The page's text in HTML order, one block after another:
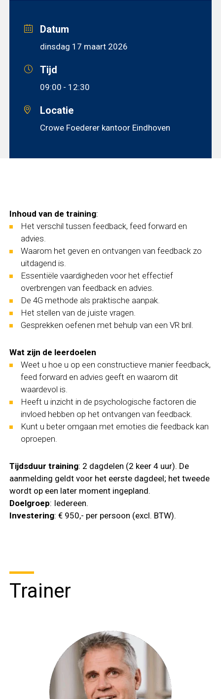
Datum
dinsdag 17 maart 2026
Tijd
09:00 - 12:30
Locatie
Crowe Foederer kantoor Eindhoven
Inhoud van de training:
Het verschil tussen feedback, feed forward en
advies.
Waarom het geven en ontvangen van feedback zo
uitdagend is.
Essentiële vaardigheden voor het effectief
overbrengen van feedback en advies.
De 4G methode als praktische aanpak.
Het stellen van de juiste vragen.
Gesprekken oefenen met behulp van een VR bril.
Wat zijn de leerdoelen
Weet u hoe u op een constructieve manier feedback,
feed forward en advies geeft en waarom dit
waardevol is.
Heeft u inzicht in de psychologische factoren die
invloed hebben op het ontvangen van feedback.
Kunt u beter omgaan met emoties die feedback kan
oproepen.
Tijdsduur training: 2 dagdelen (2 keer 4 uur). De
aanmelding geldt voor het eerste dagdeel; het tweede
wordt op een later moment ingepland.
Doelgroep: Iedereen.
Investering: € 950,- per persoon (excl. BTW).
Trainer